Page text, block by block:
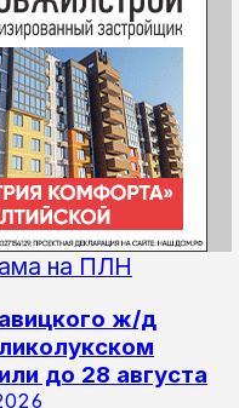
на ПЛН
ж/д
до 28 августа